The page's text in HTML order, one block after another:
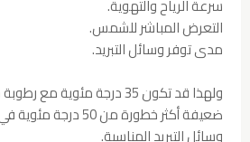
سرعة الرياح والتهوية.
التعرض المباشر للشمس.
مدى توفر وسائل التبريد.
ولهذا قد تكون 35 درجة مئوية
ضعيفة أكثر خطورة من
وسائل التبريد المناسبة.